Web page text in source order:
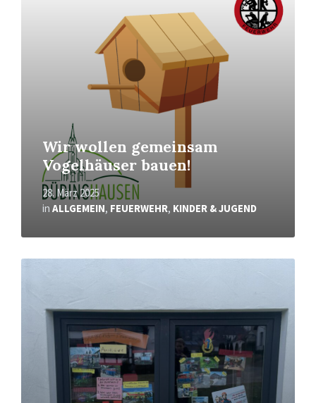
Wir wollen gemeinsam
Vogelhäuser bauen!
28. März 2025
in ALLGEMEIN, FEUERWEHR, KINDER & JUGEND
Mehr